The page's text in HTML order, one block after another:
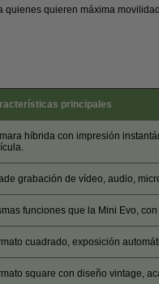
quienes quieren máxima
principales
híbrida con impresión
grabación de vídeo, audio,
funciones que la Mini Evo,
cuadrado, exposición
square con diseño vintage,